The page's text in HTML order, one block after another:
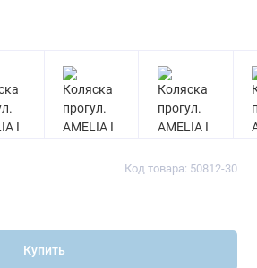
Код товара: 50812-30
Купить